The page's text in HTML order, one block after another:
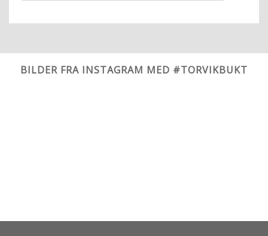
BILDER FRA INSTAGRAM MED #TORVIKBUKT